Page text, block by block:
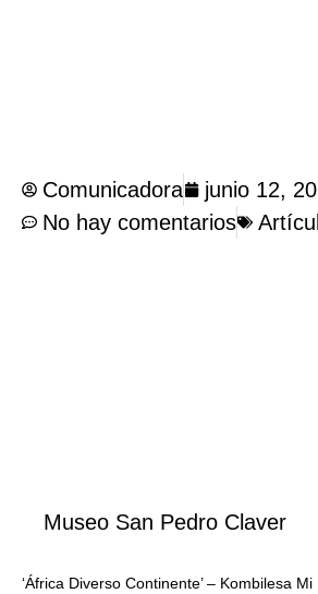
Comunicadora junio 12,
No hay comentarios
Museo San Pedro Claver
‘África Diverso Continente’ – Kombilesa